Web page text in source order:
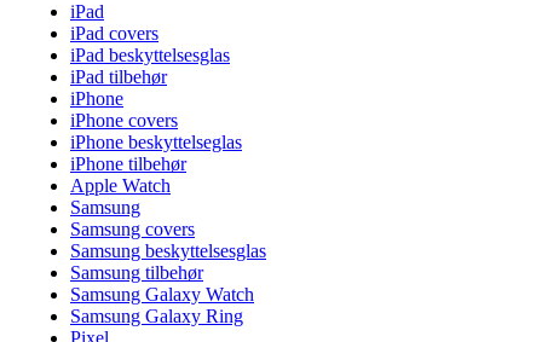
iPad
iPad covers
iPad beskyttelsesglas
iPad tilbehør
iPhone
iPhone covers
iPhone beskyttelseglas
iPhone tilbehør
Apple Watch
Samsung
Samsung covers
Samsung beskyttelsesglas
Samsung tilbehør
Samsung Galaxy Watch
Samsung Galaxy Ring
Pixel